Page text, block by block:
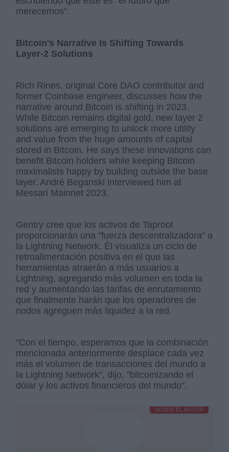
merecemos".
Bitcoin's Narrative Is Shifting Towards
Layer-2 Solutions
Rich Rines, original Core DAO contributor and
former Coinbase engineer, discusses how the
narrative around Bitcoin is shifting in 2023.
While Bitcoin remains digital gold, new layer 2
solutions are emerging to unlock more utility
and value from the huge amounts of capital
stored in Bitcoin. He says these innovations can
benefit Bitcoin holders while keeping Bitcoin
maximalists happy by building outside the base
layer. André Beganski interviewed him at
Messari Mainnet 2023.
Gentry cree que los activos de Taproot
proporcionarán una "fuerza descentralizadora" a
la Lightning Network. Él visualiza un ciclo de
retroalimentación positiva en el que las
herramientas atraerán a más usuarios a
Lightning, agregando más volumen en toda la
red y aumentando las tarifas de enrutamiento
que finalmente harán que los operadores de
nodos agreguen más liquidez a la red.
"Con el tiempo, esperamos que la combinación
mencionada anteriormente desplace cada vez
más el volumen de transacciones del mundo a
la Lightning Network", dijo, "bitcoinizando el
dólar y los activos financieros del mundo".
SOBRE EL AUTOR